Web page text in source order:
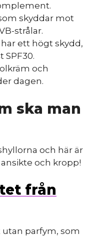
skyddar mot
strålar.
ett högt skydd,
SPF30.
och
dagen.
ska man
och här är
och kropp!
från
parfym, som